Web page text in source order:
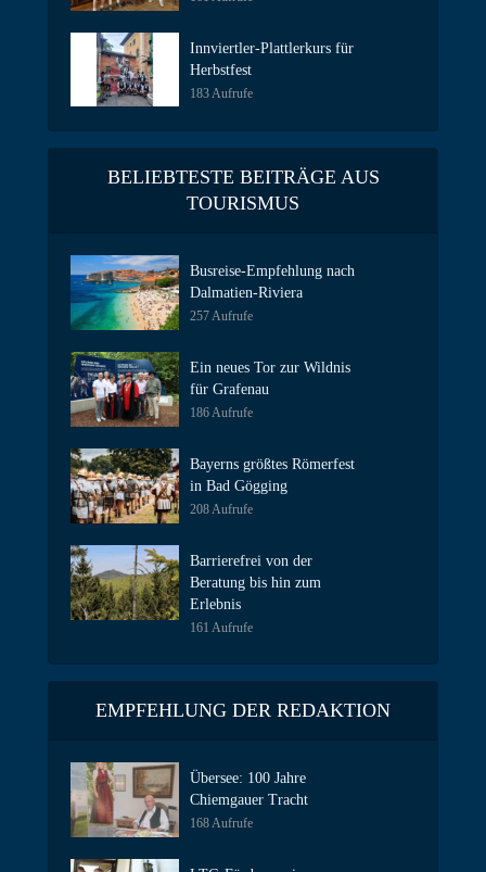
Innviertler-Plattlerkurs für
Herbstfest
183 Aufrufe
BELIEBTESTE BEITRÄGE AUS
TOURISMUS
Busreise-Empfehlung nach
Dalmatien-Riviera
257 Aufrufe
Ein neues Tor zur Wildnis
für Grafenau
186 Aufrufe
Bayerns größtes Römerfest
in Bad Gögging
208 Aufrufe
Barrierefrei von der
Beratung bis hin zum
Erlebnis
161 Aufrufe
EMPFEHLUNG DER REDAKTION
Übersee: 100 Jahre
Chiemgauer Tracht
168 Aufrufe